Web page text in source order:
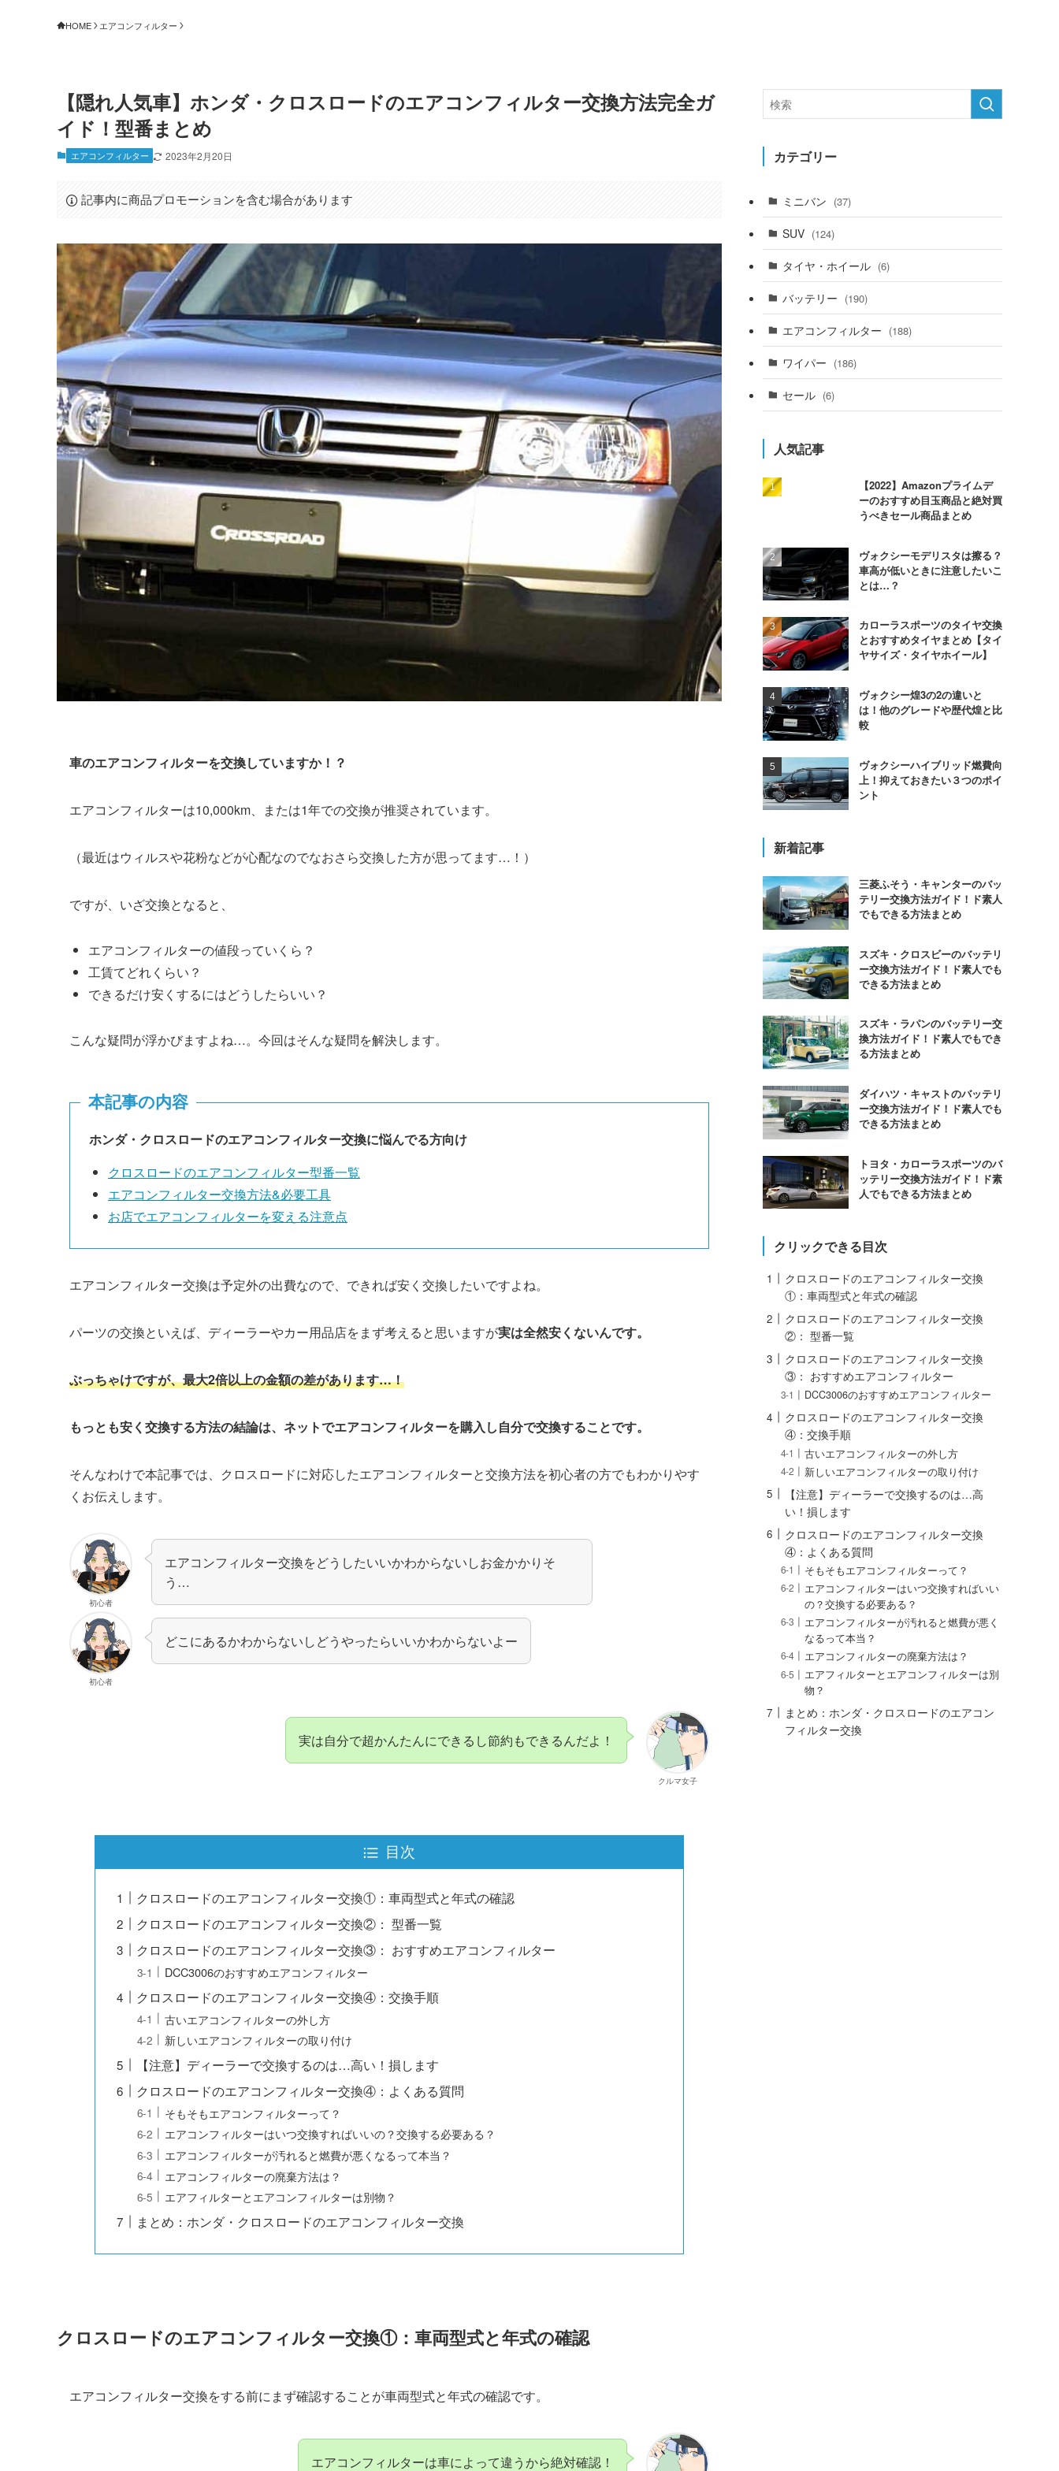
HOME エアコンフィルター
【隠れ人気車】ホンダ・クロスロードのエアコンフィルター交換方法完全ガ
イド！型番まとめ
エアコンフィルター 2023年2月20日
記事内に商品プロモーションを含む場合があります
車のエアコンフィルターを交換していますか！？
エアコンフィルターは10,000km、または1年での交換が推奨されています。
（最近はウィルスや花粉などが心配なのでなおさら交換した方が思ってます…！）
ですが、いざ交換となると、
エアコンフィルターの値段っていくら？
工賃てどれくらい？
できるだけ安くするにはどうしたらいい？
こんな疑問が浮かびますよね…。今回はそんな疑問を解決します。
本記事の内容
ホンダ・ クロスロードのエアコンフィルター交換に悩んでる方向け
クロスロードのエアコンフィルター型番一覧
エアコンフィルター交換方法&必要工具
お店でエアコンフィルターを変える注意点
エアコンフィルター交換は予定外の出費なので、できれば安く交換したいですよね。
パーツの交換といえば、ディーラーやカー用品店をまず考えると思いますが実は全然安くないんです。
ぶっちゃけですが、最大2倍以上の金額の差があります…！
もっとも安く交換する方法の結論は、ネットでエアコンフィルターを購入し自分で交換することです。
そんなわけで本記事では、 クロスロードに対応したエアコンフィルターと交換方法を初心者の方でもわかりやす
くお伝えします。
初心者
エアコンフィルター交換をどうしたいいかわからないしお金かかりそ
う…
初心者
どこにあるかわからないしどうやったらいいかわからないよー
クルマ女子
実は自分で超かんたんにできるし節約もできるんだよ！
目次
クロスロードのエアコンフィルター交換①：車両型式と年式の確認
クロスロードのエアコンフィルター交換②： 型番一覧
クロスロードのエアコンフィルター交換③： おすすめエアコンフィルター
DCC3006のおすすめエアコンフィルター
クロスロードのエアコンフィルター交換④：交換手順
古いエアコンフィルターの外し方
新しいエアコンフィルターの取り付け
【注意】ディーラーで交換するのは…高い！損します
クロスロードのエアコンフィルター交換④：よくある質問
そもそもエアコンフィルターって？
エアコンフィルターはいつ交換すればいいの？交換する必要ある？
エアコンフィルターが汚れると燃費が悪くなるって本当？
エアコンフィルターの廃棄方法は？
エアフィルターとエアコンフィルターは別物？
まとめ：ホンダ・クロスロードのエアコンフィルター交換
クロスロードのエアコンフィルター交換①：車両型式と年式の確認
エアコンフィルター交換をする前にまず確認することが車両型式と年式の確認です。
エアコンフィルターは車によって違うから絶対確認！
カテゴリー
ミニバン (37)
SUV (124)
タイヤ・ホイール (6)
バッテリー (190)
エアコンフィルター (188)
ワイパー (186)
セール (6)
人気記事
【2022】Amazonプライムデ
ーのおすすめ目玉商品と絶対買
うべきセール商品まとめ
ヴォクシーモデリスタは擦る？
車高が低いときに注意したいこ
とは…？
カローラスポーツのタイヤ交換
とおすすめタイヤまとめ【タイ
ヤサイズ・タイヤホイール】
ヴォクシー煌3の2の違いと
は！他のグレードや歴代煌と比
較
ヴォクシーハイブリッド燃費向
上！抑えておきたい３つのポイ
ント
新着記事
三菱ふそう・キャンターのバッ
テリー交換方法ガイド！ド素人
でもできる方法まとめ
スズキ・クロスビーのバッテリ
ー交換方法ガイド！ド素人でも
できる方法まとめ
スズキ・ラパンのバッテリー交
換方法ガイド！ド素人でもでき
る方法まとめ
ダイハツ・キャストのバッテリ
ー交換方法ガイド！ド素人でも
できる方法まとめ
トヨタ・カローラスポーツのバ
ッテリー交換方法ガイド！ド素
人でもできる方法まとめ
クリックできる目次
クロスロードのエアコンフィルター交換
①：車両型式と年式の確認
クロスロードのエアコンフィルター交換
②： 型番一覧
クロスロードのエアコンフィルター交換
③： おすすめエアコンフィルター
DCC3006のおすすめエアコンフィルター
クロスロードのエアコンフィルター交換
④：交換手順
古いエアコンフィルターの外し方
新しいエアコンフィルターの取り付け
【注意】ディーラーで交換するのは…高
い！損します
クロスロードのエアコンフィルター交換
④：よくある質問
そもそもエアコンフィルターって？
エアコンフィルターはいつ交換すればいい
の？交換する必要ある？
エアコンフィルターが汚れると燃費が悪く
なるって本当？
エアコンフィルターの廃棄方法は？
エアフィルターとエアコンフィルターは別
物？
まとめ：ホンダ・クロスロードのエアコン
フィルター交換